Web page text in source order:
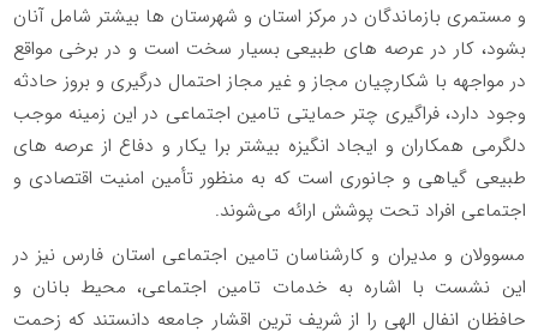
و مستمری بازماندگان در مرکز استان و شهرستان ها بیشتر شامل آنان
بشود، کار در عرصه های طبیعی بسیار سخت است و در برخی مواقع
در مواجهه با شکارچیان مجاز و غیر مجاز احتمال درگیری و بروز حادثه
وجود دارد، فراگیری چتر حمایتی تامین اجتماعی در این زمینه موجب
دلگرمی همکاران و ایجاد انگیزه بیشتر برا یکار و دفاع از عرصه های
طبیعی گیاهی و جانوری است که به منظور تأمین امنیت اقتصادی و
اجتماعی افراد تحت پوشش ارائه می‌شوند.
مسوولان و مدیران و کارشناسان تامین اجتماعی استان فارس نیز در
این نشست با اشاره به خدمات تامین اجتماعی، محیط بانان و
حافظان انفال الهی را از شریف ترین اقشار جامعه دانستند که زحمت